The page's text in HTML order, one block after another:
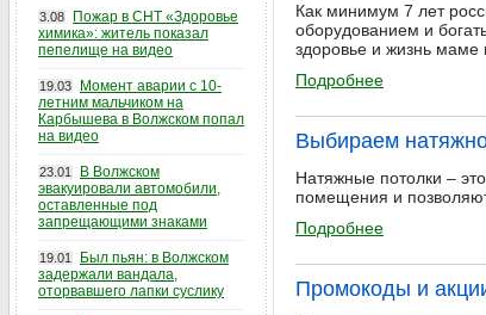
Как минимум 7 лет
оборудованием и
здоровье и жизнь маме
Подробнее
Выбираем
Натяжные потолки –
помещения и
Подробнее
Промокоды и
3.08
Пожар в СНТ «Здоровье
химика»: житель показал
пепелище на видео
19.03
Момент аварии с 10-
летним мальчиком на
Карбышева в Волжском попал
на видео
23.01
В Волжском
эвакуировали автомобили,
оставленные под
запрещающими знаками
19.01
Был пьян: в Волжском
задержали вандала,
оторвавшего лапки суслику